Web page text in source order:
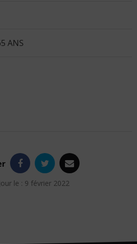
ANS
Facebook
Twitter
e-
le : 9 février 2022